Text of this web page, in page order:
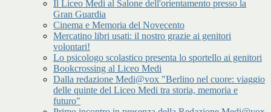
Il Liceo Medi al Salone dell'orientamento presso la
Gran Guardia
Cinema e Memoria del Novecento
Mercatino libri usati: il nostro grazie ai genitori
volontari!
Lo psicologo scolastico presenta lo sportello ai genitori
Bookcrossing al Liceo Medi
Dalla redazione Medi@vox "Berlino nel cuore: viaggio
delle quinte del Liceo Medi tra storia, memoria e
futuro"